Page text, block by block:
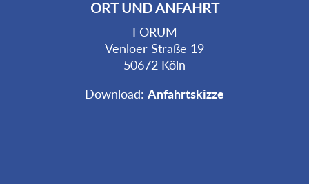
ORT UND ANFAHRT
FORUM
Venloer Straße 19
50672 Köln
Download: Anfahrtskizze